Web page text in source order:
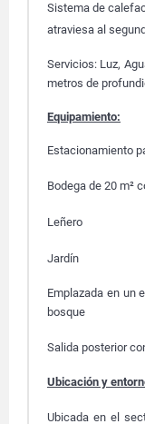
Sistema de
atraviesa al
Servicios: Luz,
metros de
Equipamiento:
Estacionamiento
Bodega de 20 m²
Leñero
Jardín
Emplazada en un
bosque
Salida posterior
Ubicación y
Ubicada en el